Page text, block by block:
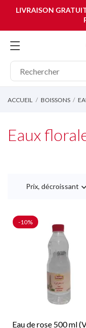
LIVRAISON
ACCUEIL BOISSONS
Eaux
Prix, décroissant 
Eau de rose 500 ml
-10%